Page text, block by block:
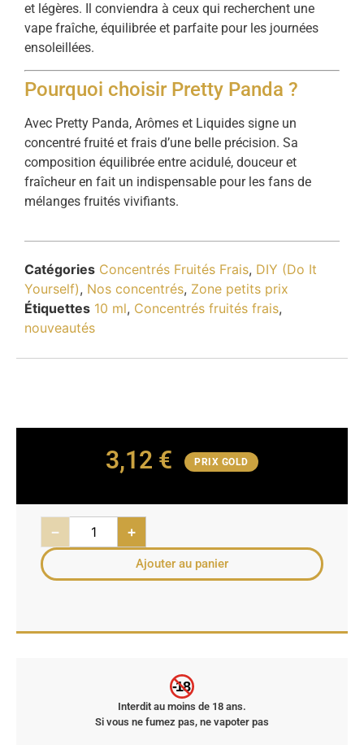
et légères. Il conviendra à ceux qui recherchent une
vape fraîche, équilibrée et parfaite pour les journées
ensoleillées.
Pourquoi choisir Pretty Panda ?
Avec Pretty Panda, Arômes et Liquides signe un
concentré fruité et frais d’une belle précision. Sa
composition équilibrée entre acidulé, douceur et
fraîcheur en fait un indispensable pour les fans de
mélanges fruités vivifiants.
Catégories Concentrés Fruités Frais, DIY (Do It
Yourself), Nos concentrés, Zone petits prix
Étiquettes 10 ml, Concentrés fruités frais,
nouveautés
3,12 € PRIX GOLD
− +
Ajouter au panier
-18
Interdit au moins de 18 ans.
Si vous ne fumez pas, ne vapoter pas